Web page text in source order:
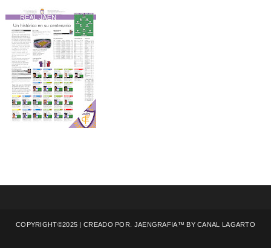
COPYRIGHT©2025 | CREADO POR. JAENGRAFIA™ BYCANAL LAGARTO